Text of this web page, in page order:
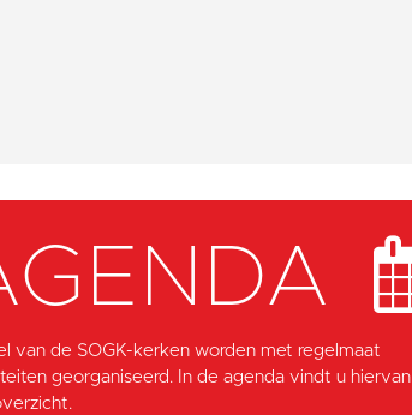
van de SOGK-kerken worden met regelmaat
georganiseerd. In de agenda vindt u hiervan